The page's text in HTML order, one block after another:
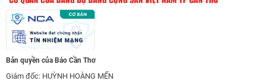
Bản quyền của Báo Cần Thơ
Giám đốc: HUỲNH HOÀNG MẾN